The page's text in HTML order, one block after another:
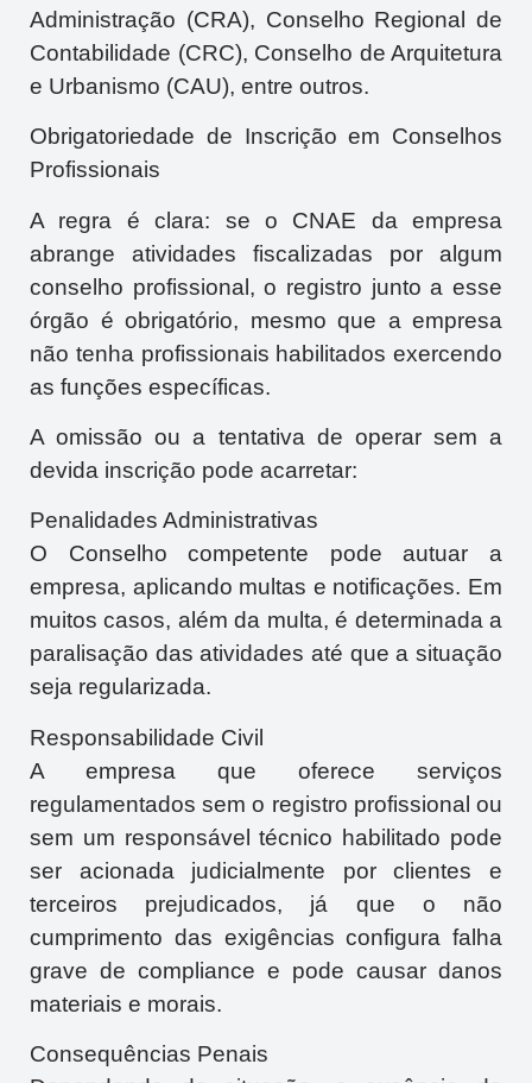
Administração (CRA), Conselho Regional de
Contabilidade (CRC), Conselho de Arquitetura
e Urbanismo (CAU), entre outros.
Obrigatoriedade de Inscrição em Conselhos
Profissionais
A regra é clara: se o CNAE da empresa
abrange atividades fiscalizadas por algum
conselho profissional, o registro junto a esse
órgão é obrigatório, mesmo que a empresa
não tenha profissionais habilitados exercendo
as funções específicas.
A omissão ou a tentativa de operar sem a
devida inscrição pode acarretar:
Penalidades Administrativas
O Conselho competente pode autuar a
empresa, aplicando multas e notificações. Em
muitos casos, além da multa, é determinada a
paralisação das atividades até que a situação
seja regularizada.
Responsabilidade Civil
A empresa que oferece serviços
regulamentados sem o registro profissional ou
sem um responsável técnico habilitado pode
ser acionada judicialmente por clientes e
terceiros prejudicados, já que o não
cumprimento das exigências configura falha
grave de compliance e pode causar danos
materiais e morais.
Consequências Penais